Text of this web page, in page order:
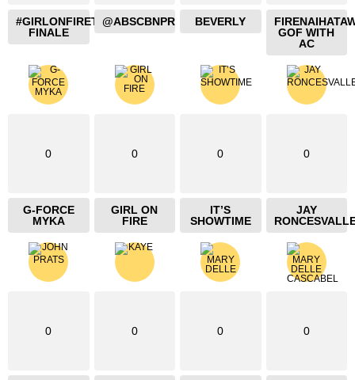
#GIRLONFIRETHEBLAZING
FINALE
@ABSCBNPR BEVERLY
GOF WITH
AC
0
G-FORCE
MYKA
0
GIRL ON
FIRE
0
IT’S
SHOWTIME
0
JAY
0 0 0 0